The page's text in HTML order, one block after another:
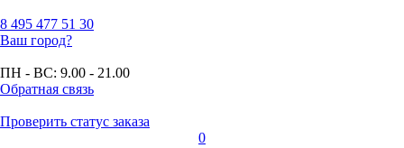
8 495 477 51 30
Ваш город?
ПН - ВС: 9.00 - 21.00
Обратная связь
Проверить статус заказа
0